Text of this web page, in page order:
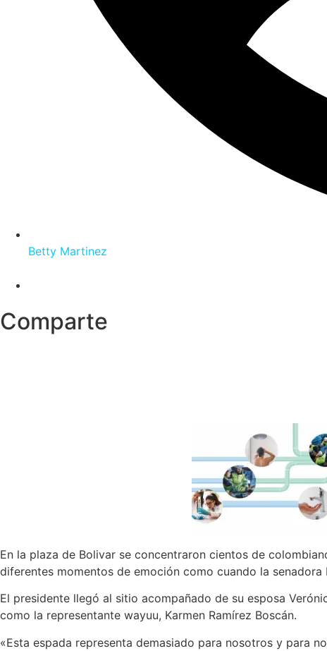
Betty Martinez
Comparte
En la plaza de Bolivar se concentraron cientos de
diferentes momentos de emoción como cuando la
El presidente llegó al sitio acompañado de su esposa
como la representante wayuu, Karmen Ramírez Boscán.
«Esta espada representa demasiado para nosotros y para